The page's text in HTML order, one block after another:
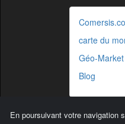
En poursuivant votre navigation
carte du
Géo-Market
Blog